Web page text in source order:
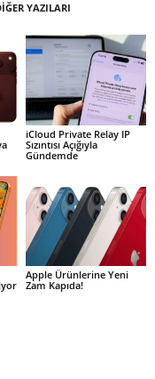
YAZILARI
iCloud Private Relay IP
Sızıntısı Açığıyla
Gündemde
Apple Ürünlerine Yeni
Zam Kapıda!